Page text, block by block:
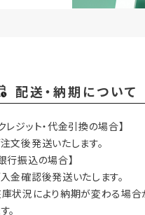
配送・納期について
レジット・代金引換の場合】
文後発送いたします。
行振込の場合】
金確認後発送いたします。
状況により納期が変わる場
。